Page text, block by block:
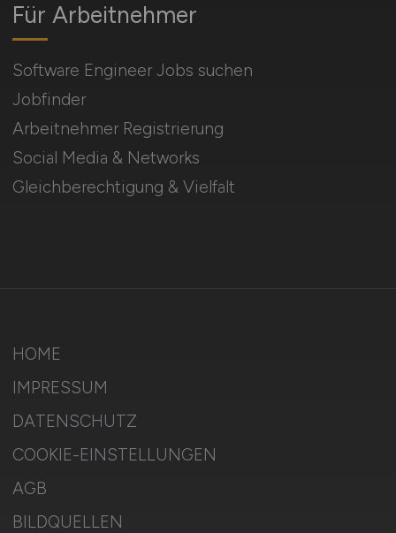
Für Arbeitnehmer
Software Engineer Jobs suchen
Jobfinder
Arbeitnehmer Registrierung
Social Media & Networks
Gleichberechtigung & Vielfalt
HOME
IMPRESSUM
DATENSCHUTZ
COOKIE-EINSTELLUNGEN
AGB
BILDQUELLEN